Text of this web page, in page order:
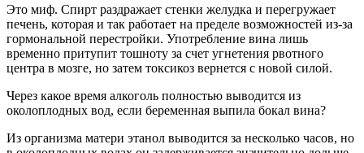
Это миф. Спирт раздражает стенки желудка и перегружает
печень, которая и так работает на пределе возможностей из-за
гормональной перестройки. Употребление вина лишь
временно притупит тошноту за счет угнетения рвотного
центра в мозге, но затем токсикоз вернется с новой силой.
Через какое время алкоголь полностью выводится из
околоплодных вод, если беременная выпила бокал вина?
Из организма матери этанол выводится за несколько часов, но